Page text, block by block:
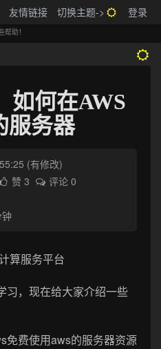
友情链接 切换主题-> 登录
助！
如何在AWS
服务器
(有修改)
赞 3
评论 0
算服务平台
习，现在给大家介绍一些
免费使用aws的服务器资源